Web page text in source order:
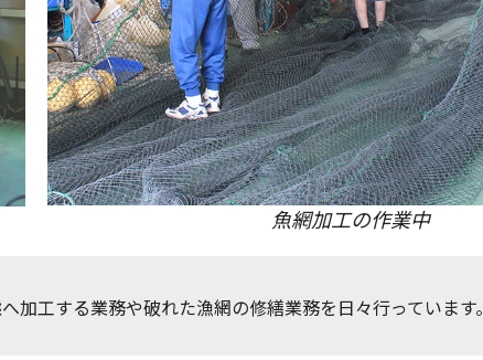
魚網加工の作業中
工する業務や破れた漁網の修繕業務を日々行っています。